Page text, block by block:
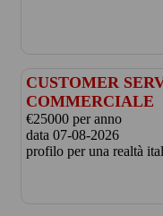
CUSTOMER
COMMERCIALE
€25000 per anno
data 07-08-2026
profilo per una realtà